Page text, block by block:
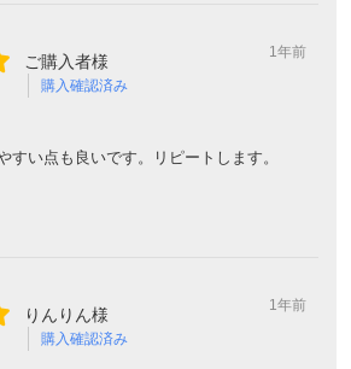
ご購入者様
購入確認済み
1年前
すい点も良いです。リピートします。
りんりん様
購入確認済み
1年前